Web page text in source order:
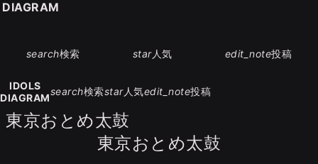
search検索 star人気 edit_note投稿
IDOLS
DIAGRAM
search検索star人気edit_note投稿
東京おとめ太鼓
東京おとめ太鼓